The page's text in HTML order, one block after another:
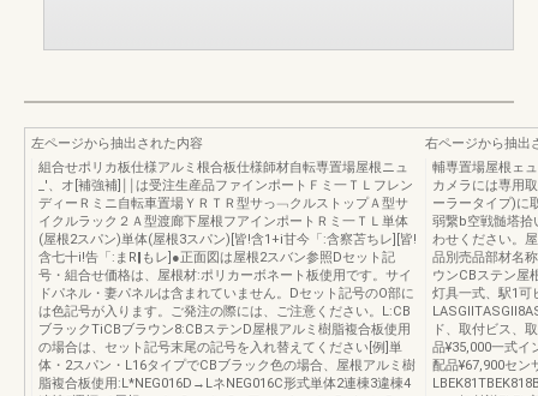
左ページから抽出された内容
組合せポリカ板仕様アルミ根合板仕様師材自転専置場屋根ニュ
_′、オ[補強補]￨￨は受注生産品ファインポートＦミ一ＴＬフレン
ディーＲミニ自転車置場ＹＲＴＲ型サっ﹁クルストップＡ型サ
イクルラック２Ａ型渡廊下屋根フアインポートＲミ一ＴＬ単体
(屋根2スパン)単体(屋根3スパン)[皆!含1+i甘今「:含察苫ちレ][皆!
含七十i!告「:まR‖もレ]●正面図は屋根2スバン参照Dセット記
号・組合せ価格は、屋根材:ポリカーボネート板使用です。サイ
ドパネル・妻パネルは含まれていません。Dセット記号のO部に
は色記号が入ります。ご発注の際には、ご注意ください。L:CB
ブラックTiCBブラウン8:CBステンD屋根アルミ樹脂複合板使用
の場合は、セット記号末尾の記号を入れ替えてください[例]単
体・2スパン・L16タイプでCBブラック色の場合、屋根アルミ樹
脂複合板使用:L*NEG016D→LネNEG016C形式単体2連棟3違棟4
右ページから抽出
輔専置場屋根ェ
カメラには専用
ーラータイプ)に
弱繋b空戦髄塔拾
わせください。
品別売品部材名
ウンCBステン屋
灯具一式、駅1可
ド、取付ビス、
品¥35,000一式イ
配品¥67,900セン